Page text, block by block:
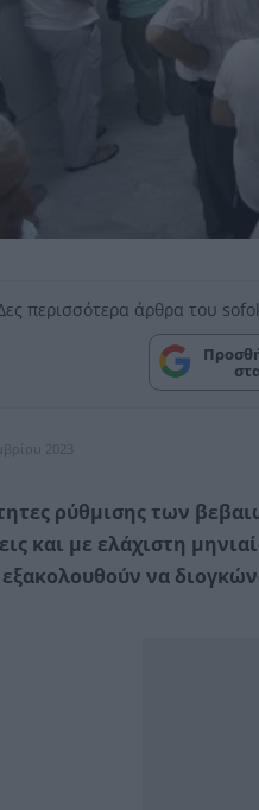
περισσότερα άρθρα του
2023
ρύθμισης των
και με ελάχιστη
να